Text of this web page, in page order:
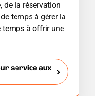
de la réservation
temps à gérer la
temps à offrir une
service aux